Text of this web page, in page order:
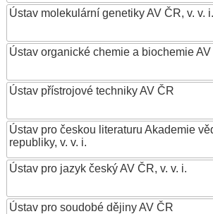
Ústav molekulární genetiky AV ČR, v. v. i.
Ústav organické chemie a biochemie AV
Ústav přístrojové techniky AV ČR
Ústav pro českou literaturu Akademie
republiky, v. v. i.
Ústav pro jazyk český AV ČR, v. v. i.
Ústav pro soudobé dějiny AV ČR